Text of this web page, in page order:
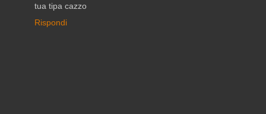
tua tipa cazzo
Rispondi